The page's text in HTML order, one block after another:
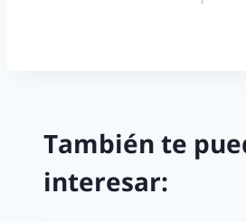
También te
interesar: